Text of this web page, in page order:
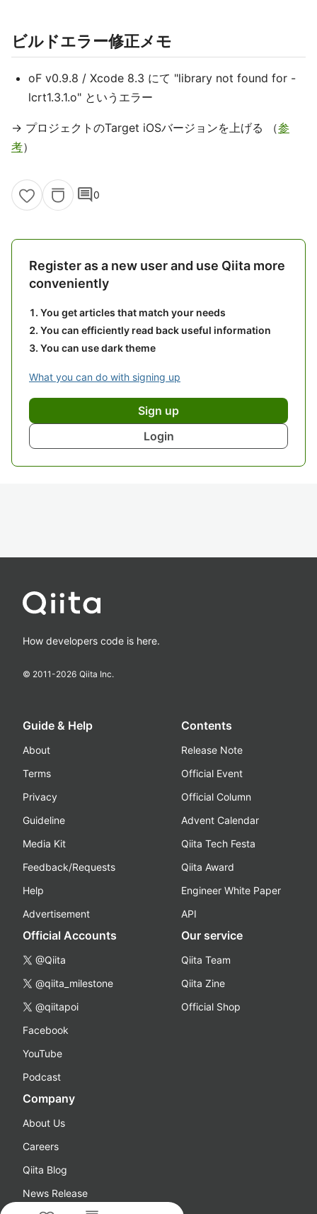
ビルドエラー修正メモ
oF v0.9.8 / Xcode 8.3 にて "library not found for -
lcrt1.3.1.o" というエラー
→ プロジェクトのTarget iOSバージョンを上げる （参
考）
comment0
Register as a new user and use Qiita more
conveniently
You get articles that match your needs
You can efficiently read back useful information
You can use dark theme
What you can do with signing up
Sign up
Login
How developers code is here.
© 2011-2026 Qiita Inc.
Guide & Help
About
Terms
Privacy
Guideline
Media Kit
Feedback/Requests
Help
Advertisement
Contents
Release Note
Official Event
Official Column
Advent Calendar
Qiita Tech Festa
Qiita Award
Engineer White Paper
API
Official Accounts
@Qiita
@qiita_milestone
@qiitapoi
Facebook
YouTube
Podcast
Our service
Qiita Team
Qiita Zine
Official Shop
Company
About Us
Careers
Qiita Blog
News Release